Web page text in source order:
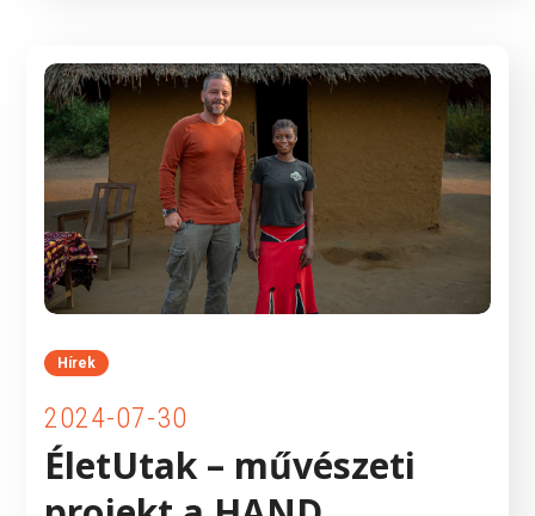
Hírek
2024-07-30
ÉletUtak – művészeti